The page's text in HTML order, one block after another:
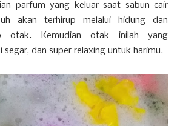
parfum yang keluar saat sabun cair
akan terhirup melalui hidung dan
otak. Kemudian otak inilah yang
segar, dan super relaxing untuk harimu.